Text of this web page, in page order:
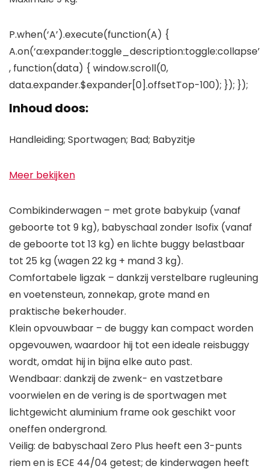
P.when(‘A’).execute(function(A) {
A.on(‘a:expander:toggle_description:toggle:collapse’
, function(data) { window.scroll(0,
data.expander.$expander[0].offsetTop-100); }); });
Inhoud doos:
Handleiding; Sportwagen; Bad; Babyzitje
Meer bekijken
Combikinderwagen – met grote babykuip (vanaf
geboorte tot 9 kg), babyschaal zonder Isofix (vanaf
de geboorte tot 13 kg) en lichte buggy belastbaar
tot 25 kg (wagen 22 kg + mand 3 kg).
Comfortabele ligzak – dankzij verstelbare rugleuning
en voetensteun, zonnekap, grote mand en
praktische bekerhouder.
Klein opvouwbaar – de buggy kan compact worden
opgevouwen, waardoor hij tot een ideale reisbuggy
wordt, omdat hij in bijna elke auto past.
Wendbaar: dankzij de zwenk- en vastzetbare
voorwielen en de vering is de sportwagen met
lichtgewicht aluminium frame ook geschikt voor
oneffen ondergrond.
Veilig: de babyschaal Zero Plus heeft een 3-punts
riem en is ECE 44/04 getest; de kinderwagen heeft